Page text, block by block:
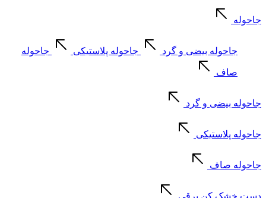
جاحوله
جاحوله بیضی و گرد جاحوله پلاستیکی جاحوله
صاف
جاحوله بیضی و گرد
جاحوله پلاستیکی
جاحوله صاف
دست خشک کن برقی